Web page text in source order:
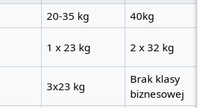
20-35 kg
40kg
1 x 23 kg 2 x 32 kg
3x23 kg
Brak klasy
biznesowej